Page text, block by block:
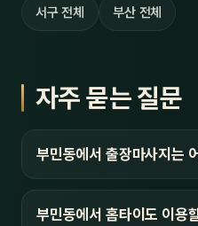
서구 전체 부산 전체
자주 묻는 질문
부민동에서 출장마사지는
부민동에서 홈타이도 이용